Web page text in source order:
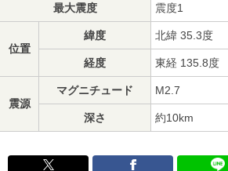
最大震度 震度1
位置
緯度 北緯 35.3度
経度 東経 135.8度
震源
マグニチュード M2.7
深さ 約10km